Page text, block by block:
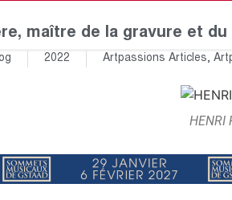
maître de la gravure et du
2022 Artpassions Articles,
HENRI